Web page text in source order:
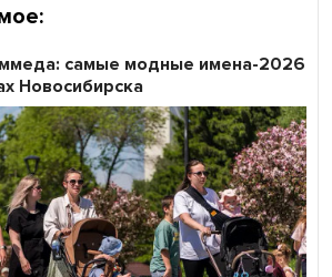
самые модные имена-2026
Новосибирска